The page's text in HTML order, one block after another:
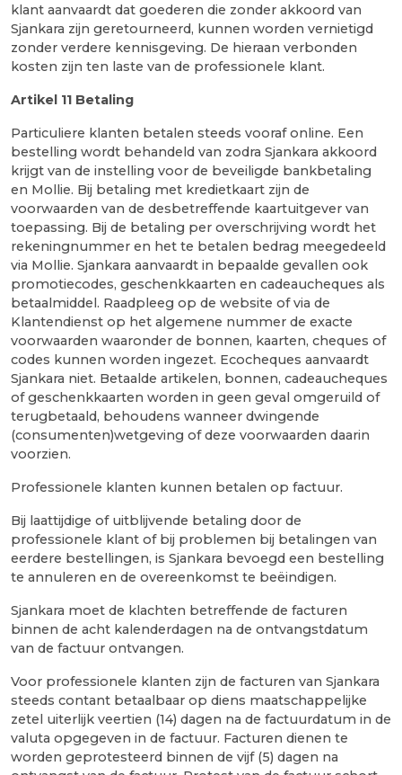
klant aanvaardt dat goederen die zonder akkoord van
Sjankara zijn geretourneerd, kunnen worden vernietigd
zonder verdere kennisgeving. De hieraan verbonden
kosten zijn ten laste van de professionele klant.
Artikel 11 Betaling
Particuliere klanten betalen steeds vooraf online. Een
bestelling wordt behandeld van zodra Sjankara akkoord
krijgt van de instelling voor de beveiligde bankbetaling
en Mollie. Bij betaling met kredietkaart zijn de
voorwaarden van de desbetreffende kaartuitgever van
toepassing. Bij de betaling per overschrijving wordt het
rekeningnummer en het te betalen bedrag meegedeeld
via Mollie. Sjankara aanvaardt in bepaalde gevallen ook
promotiecodes, geschenkkaarten en cadeaucheques als
betaalmiddel. Raadpleeg op de website of via de
Klantendienst op het algemene nummer de exacte
voorwaarden waaronder de bonnen, kaarten, cheques of
codes kunnen worden ingezet. Ecocheques aanvaardt
Sjankara niet. Betaalde artikelen, bonnen, cadeaucheques
of geschenkkaarten worden in geen geval omgeruild of
terugbetaald, behoudens wanneer dwingende
(consumenten)wetgeving of deze voorwaarden daarin
voorzien.
Professionele klanten kunnen betalen op factuur.
Bij laattijdige of uitblijvende betaling door de
professionele klant of bij problemen bij betalingen van
eerdere bestellingen, is Sjankara bevoegd een bestelling
te annuleren en de overeenkomst te beëindigen.
Sjankara moet de klachten betreffende de facturen
binnen de acht kalenderdagen na de ontvangstdatum
van de factuur ontvangen.
Voor professionele klanten zijn de facturen van Sjankara
steeds contant betaalbaar op diens maatschappelijke
zetel uiterlijk veertien (14) dagen na de factuurdatum in de
valuta opgegeven in de factuur. Facturen dienen te
worden geprotesteerd binnen de vijf (5) dagen na